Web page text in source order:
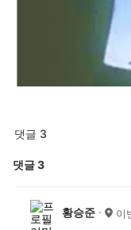
댓글 3
댓글3
황승준 이